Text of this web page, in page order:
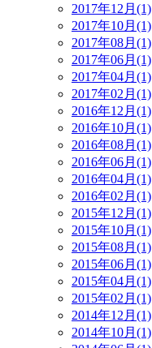
2017年12月(1)
2017年10月(1)
2017年08月(1)
2017年06月(1)
2017年04月(1)
2017年02月(1)
2016年12月(1)
2016年10月(1)
2016年08月(1)
2016年06月(1)
2016年04月(1)
2016年02月(1)
2015年12月(1)
2015年10月(1)
2015年08月(1)
2015年06月(1)
2015年04月(1)
2015年02月(1)
2014年12月(1)
2014年10月(1)